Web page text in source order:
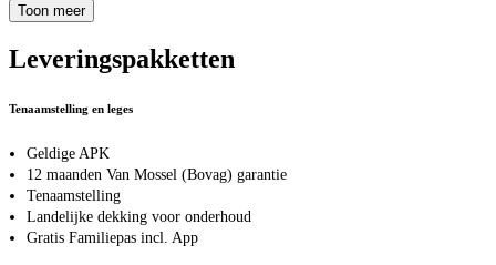
Toon meer
Leveringspakketten
Tenaamstelling en leges
Geldige APK
12 maanden Van Mossel (Bovag) garantie
Tenaamstelling
Landelijke dekking voor onderhoud
Gratis Familiepas incl. App